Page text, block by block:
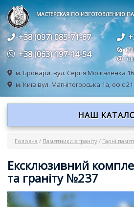
МАСТЕРСКАЯ ПО ИЗГОТОВЛЕНИЮ
+38 (097) 085-71-67
+38 (063) 197-14-54
м. Бровари. вул. Сергія Москаленка
м. Київ вул. Магнітогорська 1а, офіс 21
Головна / Пам'ятники з граніту / Гарні
Ексклюзивний
та граніту №237
НАШ